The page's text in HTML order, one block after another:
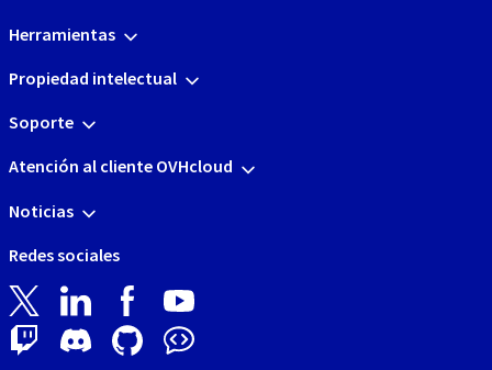
Herramientas
Propiedad intelectual
Soporte
Atención al cliente OVHcloud
Noticias
Redes sociales